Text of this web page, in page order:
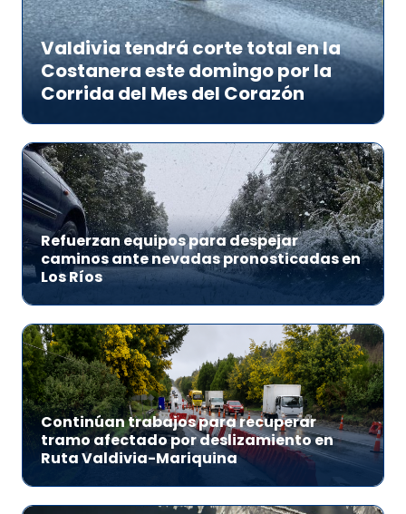
Valdivia tendrá corte total en la
Costanera este domingo por la
Corrida del Mes del Corazón
Refuerzan equipos para despejar
caminos ante nevadas pronosticadas en
Los Ríos
Continúan trabajos para recuperar
tramo afectado por deslizamiento en
Ruta Valdivia-Mariquina